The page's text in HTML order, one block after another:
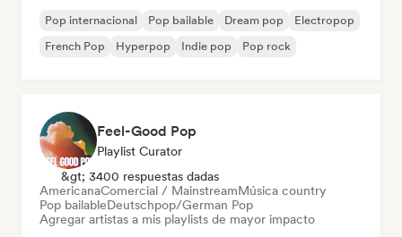
Pop internacional Pop bailable Dream pop
Electropop
French Pop
Hyperpop Indie pop Pop rock
Feel-Good Pop
Playlist Curator
&gt; 3400 respuestas dadas
AmericanaComercial / MainstreamMúsica country
Pop bailableDeutschpop/German Pop
Agregar artistas a mis playlists de mayor impacto